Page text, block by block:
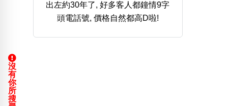
清除全部分類
出左約30年了, 好多客人都鐘情9字
頭電話號, 價格自然都高D啦!
沒
有
你
所
搜